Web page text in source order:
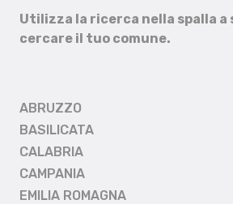
Utilizza la ricerca nella spalla a
cercare il tuo comune.
ABRUZZO
BASILICATA
CALABRIA
CAMPANIA
EMILIA ROMAGNA